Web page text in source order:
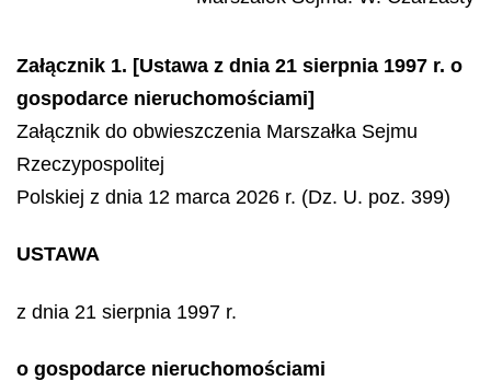
Załącznik 1. [Ustawa z dnia 21 sierpnia 1997 r. o
gospodarce nieruchomościami]
Załącznik do obwieszczenia Marszałka Sejmu
Rzeczypospolitej
Polskiej z dnia 12 marca 2026 r. (Dz. U. poz. 399)
USTAWA
z dnia 21 sierpnia 1997 r.
o gospodarce nieruchomościami